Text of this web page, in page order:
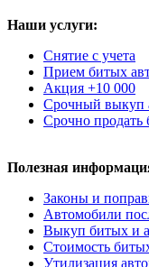
Наши услуги:
Снятие с учета
Прием битых
Акция +10 000
Срочный выкуп
Срочно
Полезная
Законы и
Автомобили
Выкуп битых и
Стоимость
Утилизация